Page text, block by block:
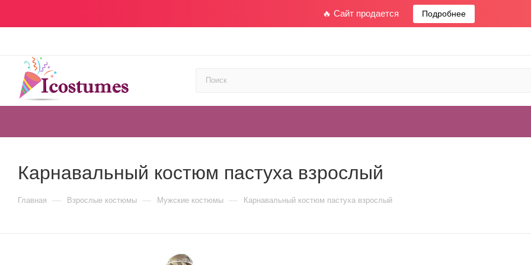
🔥 Сайт продается Подробнее
Карнавальный костюм пастуха взрослый
Главная — Взрослые костюмы — Мужские костюмы — Карнавальный костюм пастуха взрослый